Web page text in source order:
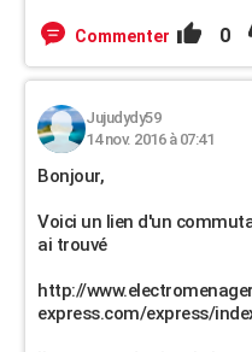
Commenter 0
Jujudydy59
14 nov. 2016 à 07:41
Bonjour,
Voici un lien d'un
ai trouvé
http://
express.com/express/